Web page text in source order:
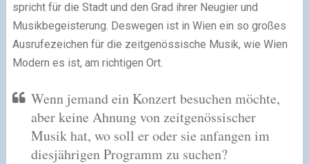
spricht für die Stadt und den Grad ihrer Neugier und
Musikbegeisterung. Deswegen ist in Wien ein so großes
Ausrufezeichen für die zeitgenössische Musik, wie Wien
Modern es ist, am richtigen Ort.
Wenn jemand ein Konzert besuchen möchte,
aber keine Ahnung von zeitgenössischer
Musik hat, wo soll er oder sie anfangen im
diesjährigen Programm zu suchen?